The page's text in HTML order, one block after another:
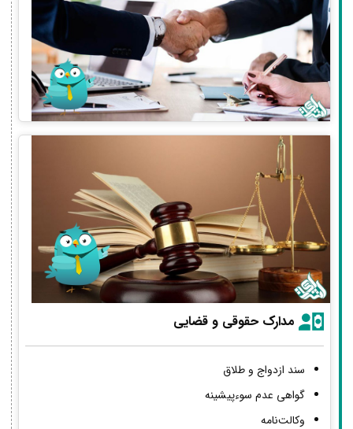
مدارک حقوقی و قضایی
سند ازدواج و طلاق
گواهی عدم سوءپیشینه
وکالت‌نامه